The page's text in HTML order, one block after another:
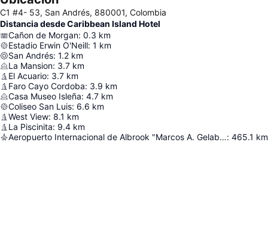
C1 #4- 53, San Andrés, 880001, Colombia
Distancia desde Caribbean Island Hotel
Cañon de Morgan: 0.3 km
Estadio Erwin O'Neill: 1 km
San Andrés: 1.2 km
La Mansion: 3.7 km
El Acuario: 3.7 km
Faro Cayo Cordoba: 3.9 km
Casa Museo Isleña: 4.7 km
Coliseo San Luis: 6.6 km
West View: 8.1 km
La Piscinita: 9.4 km
Aeropuerto Internacional de Albrook "Marcos A. Gelabert": 465.1 km